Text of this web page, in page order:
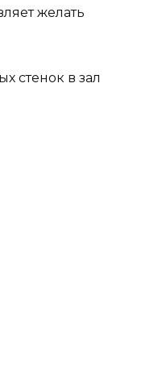
желать
стенок в зал